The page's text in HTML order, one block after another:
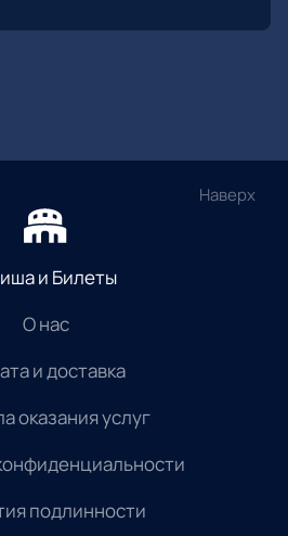
Наверх
и Билеты
О нас
и доставка
оказания услуг
подлинности